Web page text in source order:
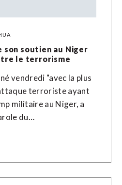
son soutien au Niger
le terrorisme
vendredi "avec la plus
terroriste ayant
militaire au Niger, a
du…